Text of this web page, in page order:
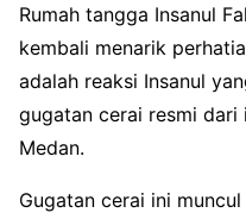
Rumah tangga Insanul
kembali menarik
adalah reaksi Insanul
gugatan cerai resmi dari
Medan.
Gugatan cerai ini